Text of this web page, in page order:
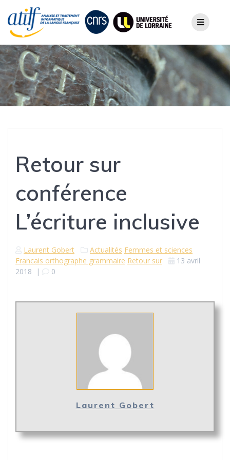
content
Retour sur
conférence
L’écriture inclusive
Laurent Gobert Actualités Femmes et sciences
Francais orthographe grammaire Retour sur
13 avril
2018 | 0
Laurent Gobert